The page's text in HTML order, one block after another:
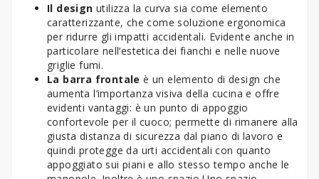
Il design utilizza la curva sia come elemento
caratterizzante, che come soluzione ergonomica
per ridurre gli impatti accidentali. Evidente anche in
particolare nell’estetica dei fianchi e nelle nuove
griglie fumi.
La barra frontale è un elemento di design che
aumenta l’importanza visiva della cucina e offre
evidenti vantaggi: è un punto di appoggio
confortevole per il cuoco; permette di rimanere alla
giusta distanza di sicurezza dal piano di lavoro e
quindi protegge da urti accidentali con quanto
appoggiato sui piani e allo stesso tempo anche le